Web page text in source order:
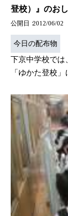
登校）』のお
公開日 2012/06/02
今日の配布物
下京中学校では
「ゆかた登校